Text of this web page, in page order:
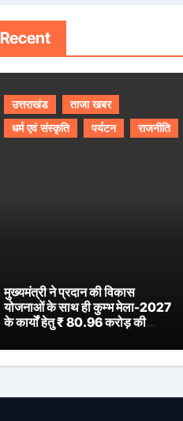
Recent
उत्तराखंड
ताजा खबर
धर्म एवं संस्कृति
पर्यटन राजनीति
मुख्यमंत्री ने प्रदान की विकास
योजनाओं के साथ ही कुम्भ मेला-2027
के कार्यों हेतु ₹ 80.96 करोड़ की